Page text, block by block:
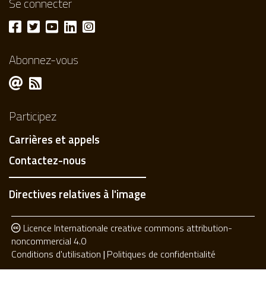
Abonnez-vous
Participez
Carrières et appels
Contactez-nous
Directives relatives à l'image
Licence Internationale creative commons attribution-
noncommercial 4.0
Privacy
Conditions d'utilisation Politiques de confidentialité